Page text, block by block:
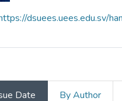
dsuees.uees.edu.sv/
Date By Author